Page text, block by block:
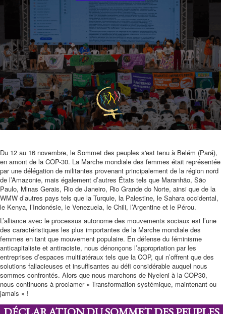
Du 12 au 16 novembre, le Sommet des peuples s'est tenu à Belém (Pará),
en amont de la COP-30. La Marche mondiale des femmes était représentée
par une délégation de militantes provenant principalement de la région nord
de l’Amazonie, mais également d’autres États tels que Maranhão, São
Paulo, Minas Gerais, Rio de Janeiro, Rio Grande do Norte, ainsi que de la
WMW d’autres pays tels que la Turquie, la Palestine, le Sahara occidental,
le Kenya, l’Indonésie, le Venezuela, le Chili, l’Argentine et le Pérou.
L’alliance avec le processus autonome des mouvements sociaux est l’une
des caractéristiques les plus importantes de la Marche mondiale des
femmes en tant que mouvement populaire. En défense du féminisme
anticapitaliste et antiraciste, nous dénonçons l’appropriation par les
entreprises d’espaces multilatéraux tels que la COP, qui n’offrent que des
solutions fallacieuses et insuffisantes au défi considérable auquel nous
sommes confrontés. Alors que nous marchons de Nyeleni à la COP30,
nous continuons à proclamer « Transformation systémique, maintenant ou
jamais » !